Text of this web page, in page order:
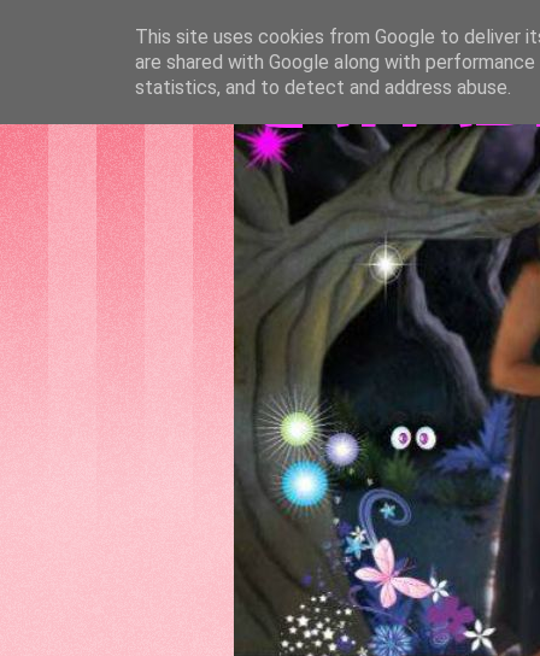
This site uses cookies from Google to deliver
are shared with Google along with
statistics, and to detect and address abuse.